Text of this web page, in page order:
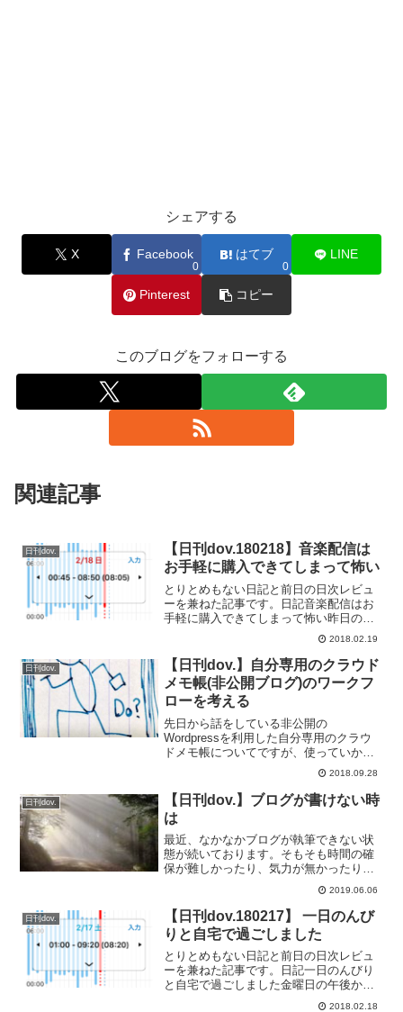
シェアする
X Facebook
0
はてブ
0
LINE
Pinterest コピー
このブログをフォローする
関連記事
日刊dov.
【日刊dov.180218】音楽配信は
お手軽に購入できてしまって怖い
とりとめもない日記と前日の日次レビュ
ーを兼ねた記事です。日記音楽配信はお
手軽に購入できてしまって怖い昨日の記
事で音楽配信で十分だと記事に書きまし
たが、そのあと気づいたことがありま
す。それは、音楽配信はお手軽に音楽が
買えてしまうと言うこと。タ...
2018.02.19
日刊dov.
【日刊dov.】自分専用のクラウド
メモ帳(非公開ブログ)のワークフ
ローを考える
先日から話をしている非公開の
Wordpressを利用した自分専用のクラウ
ドメモ帳についてですが、使っていかな
ければ問題点も見つけたせません。そこ
でブログ作成フローの中での使用方法を
考えてみました。結論から言ってしまう
と「workflowyや...
2018.09.28
日刊dov.
【日刊dov.】ブログが書けない時
は
最近、なかなかブログが執筆できない状
態が続いております。そもそも時間の確
保が難しかったり、気力が無かったり。
無理に書こうとしても文章がまとめられ
ない。なんと書き始めても支離滅裂な文
章になっていたり、無理に書くことを諦
めました。ただ、何かブロ...
2019.06.06
日刊dov.
【日刊dov.180217】 一日のんび
りと自宅で過ごしました
とりとめもない日記と前日の日次レビュ
ーを兼ねた記事です。日記一日のんびり
と自宅で過ごしました金曜日の午後から
子供の調子が悪く、土曜日も自宅でのん
2018.02.18